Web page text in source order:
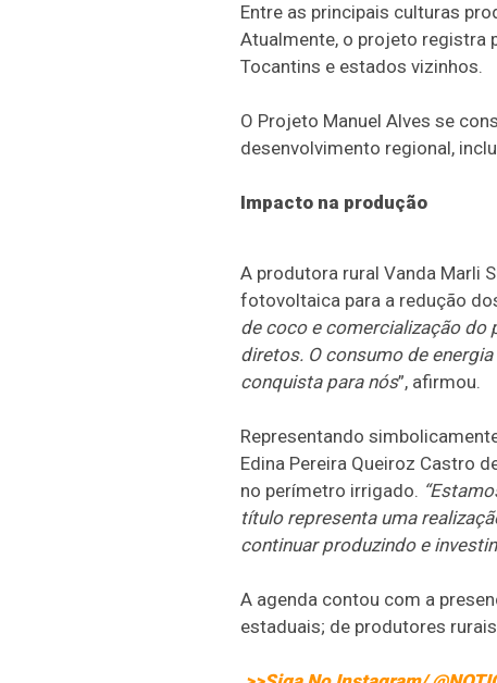
Entre as principais culturas
Atualmente, o projeto registra
Tocantins e estados vizinhos.
O Projeto Manuel Alves se
desenvolvimento regional,
Impacto na produção
A produtora rural Vanda Marli
fotovoltaica para a redução
de coco e comercialização do
diretos. O consumo de
conquista para nós”, afirmou.
Representando
Edina Pereira Queiroz Castro
no perímetro irrigado.
título representa uma
continuar produzindo e
A agenda contou com a
estaduais; de produtores